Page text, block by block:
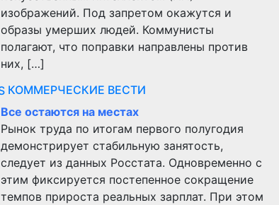
изображений. Под запретом окажутся и
образы умерших людей. Коммунисты
полагают, что поправки направлены против
них, […]
КОММЕРЧЕСКИЕ ВЕСТИ
Все остаются на местах
Рынок труда по итогам первого полугодия
демонстрирует стабильную занятость,
следует из данных Росстата. Одновременно с
этим фиксируется постепенное сокращение
темпов прироста реальных зарплат. При этом